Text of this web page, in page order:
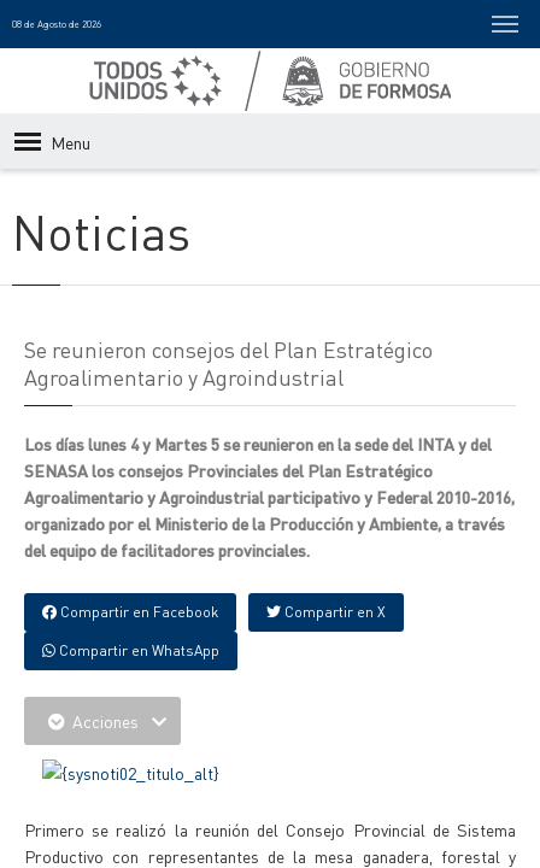
08 de Agosto de 2026
Menu
Noticias
Se reunieron consejos del Plan Estratégico
Agroalimentario y Agroindustrial
Los días lunes 4 y Martes 5 se reunieron en la sede del INTA y del
SENASA los consejos Provinciales del Plan Estratégico
Agroalimentario y Agroindustrial participativo y Federal 2010-2016,
organizado por el Ministerio de la Producción y Ambiente, a través
del equipo de facilitadores provinciales.
Compartir en Facebook Compartir en X
Compartir en WhatsApp
Acciones
Primero se realizó la reunión del Consejo Provincial de Sistema
Productivo con representantes de la mesa ganadera, forestal y